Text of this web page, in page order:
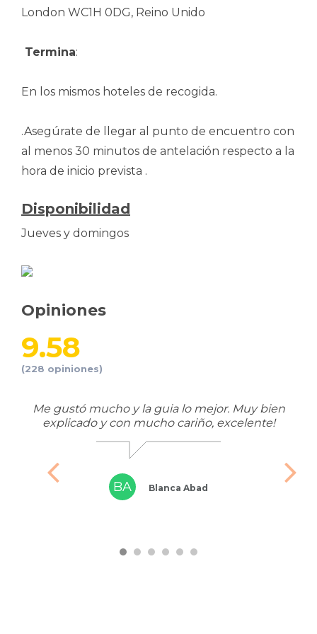
London WC1H 0DG, Reino Unido
Termina:
En los mismos hoteles de recogida.
.Asegúrate de llegar al punto de encuentro con
al menos 30 minutos de antelación respecto a la
hora de inicio prevista .
Disponibilidad
Jueves y domingos
Opiniones
9.58
(228 opiniones)
Me gustó mucho y la guia lo mejor. Muy bien
explicado y con mucho cariño, excelente!
BA Blanca Abad